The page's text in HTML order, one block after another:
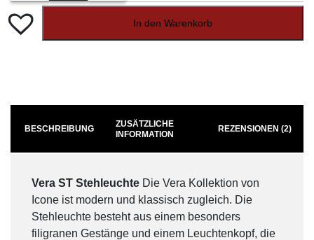
In den Warenkorb
BESCHREIBUNG
ZUSÄTZLICHE
INFORMATION
REZENSIONEN (2)
Vera ST Stehleuchte Die Vera Kollektion von
Icone ist modern und klassisch zugleich. Die
Stehleuchte besteht aus einem besonders
filigranen Gestänge und einem Leuchtenkopf, die